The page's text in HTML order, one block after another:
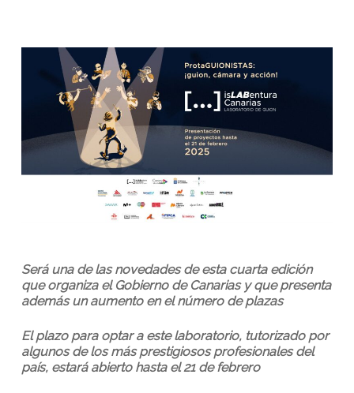
Será una de las novedades de esta cuarta edición
que organiza el Gobierno de Canarias y que presenta
además un aumento en el número de plazas
El plazo para optar a este laboratorio, tutorizado por
algunos de los más prestigiosos profesionales del
país, estará abierto hasta el 21 de febrero